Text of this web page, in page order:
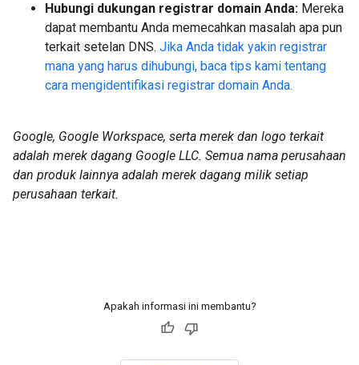
Hubungi dukungan registrar domain Anda: Mereka
dapat membantu Anda memecahkan masalah apa pun
terkait setelan DNS. Jika Anda tidak yakin registrar
mana yang harus dihubungi, baca tips kami tentang
cara mengidentifikasi registrar domain Anda.
Google, Google Workspace, serta merek dan logo terkait
adalah merek dagang Google LLC. Semua nama perusahaan
dan produk lainnya adalah merek dagang milik setiap
perusahaan terkait.
Apakah informasi ini membantu?